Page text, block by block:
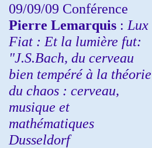
09/09/09 Conférence
Pierre Lemarquis : Lux
Fiat : Et la lumière fut:
"J.S.Bach, du cerveau
bien tempéré à la théorie
du chaos : cerveau,
musique et
mathématiques
Dusseldorf